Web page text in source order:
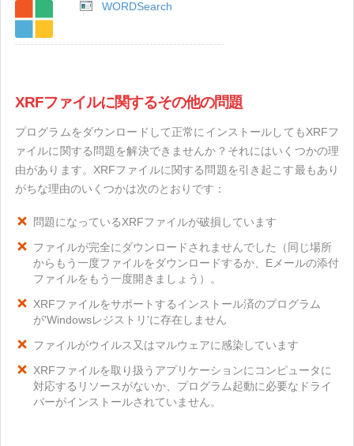
WORDSearch
XRFファイルに関するその他の問題
プログラムをダウンロードして正常にインストールしてもXRFフ
ァイルに関する問題を解決できませんか？それにはいくつかの理
由があります。XRFファイルに関する問題を引き起こす最もあり
がちな理由のいくつかは次のとおりです：
問題になっているXRFファイルが破損しています
ファイルが完全にダウンロードされませんでした（同じ場所
からもう一度ファイルをダウンロードするか、Eメールの添付
ファイルをもう一度開きましょう）。
XRFファイルをサポートするインストール済のプログラム
が'Windowsレジストリ'に存在しません
ファイルがウイルス又はマルウェアに感染しています
XRFファイルを取り扱うアプリケーションにコンピュータに
対応するリソースがないか、プログラム起動に必要なドライ
バーがインストールされていません。